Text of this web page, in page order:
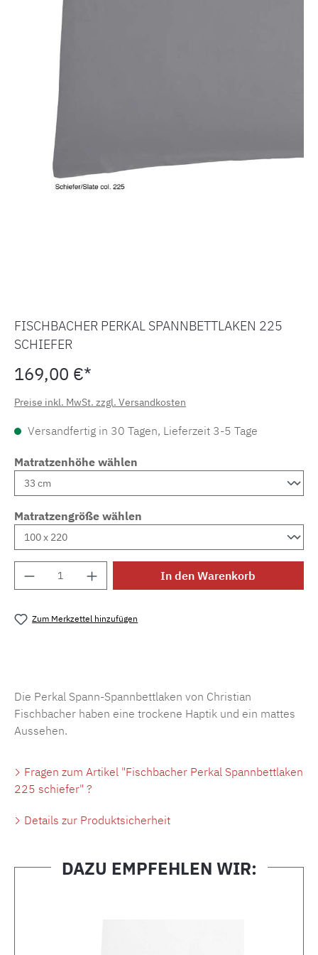
FISCHBACHER PERKAL SPANNBETTLAKEN 225
SCHIEFER
169,00 €*
Preise inkl. MwSt. zzgl. Versandkosten
Versandfertig in 30 Tagen, Lieferzeit 3-5 Tage
Matratzenhöhe wählen
Matratzengröße wählen
Produkt Anzahl: Gib den gewünschten
In den Warenkorb
Zum Merkzettel hinzufügen
Die Perkal Spann-Spannbettlaken von Christian
Fischbacher haben eine trockene Haptik und ein mattes
Aussehen.
Fragen zum Artikel "Fischbacher Perkal Spannbettlaken
225 schiefer" ?
Details zur Produktsicherheit
DAZU EMPFEHLEN WIR: